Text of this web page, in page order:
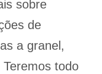
sobre
de
a granel,
todo